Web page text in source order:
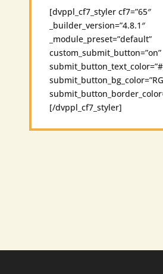
[dvppl_cf7_styler cf7=”65″
_builder_version=”4.8.1″
_module_preset=”default”
custom_submit_button=”on”
[/dvppl_cf7_styler]